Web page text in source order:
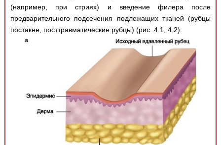
(например, при стриях) и введение филера после
предварительного подсечения подлежащих тканей (рубцы
постакне, посттравматические рубцы) (рис. 4.1, 4.2).